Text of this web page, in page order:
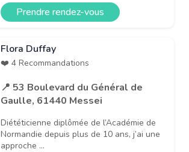
Prendre rendez-vous
Flora Duffay
❤️ 4 Recommandations
📍 53 Boulevard du Général de
Gaulle, 61440 Messei
Diététicienne diplômée de l’Académie de
Normandie depuis plus de 10 ans, j’ai une
approche ...